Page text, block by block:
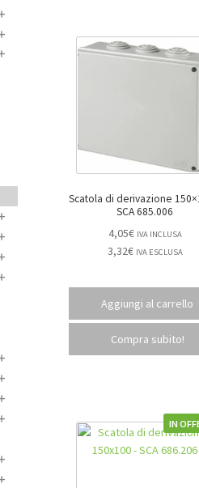
Scatola di derivazione
SCA 685.006
4,05€ IVA INCLUSA
3,32€ IVA ESCLUSA
Aggiungi al carrello
Compra subito!
IN